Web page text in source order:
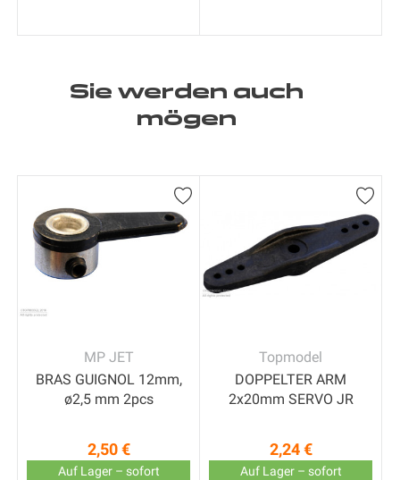
Sie werden auch
mögen
MP JET
BRAS GUIGNOL 12mm,
ø2,5 mm 2pcs
Preis
2,50 €
Auf Lager – sofort
Topmodel
DOPPELTER ARM
2x20mm SERVO JR
Preis
2,24 €
Auf Lager – sofort